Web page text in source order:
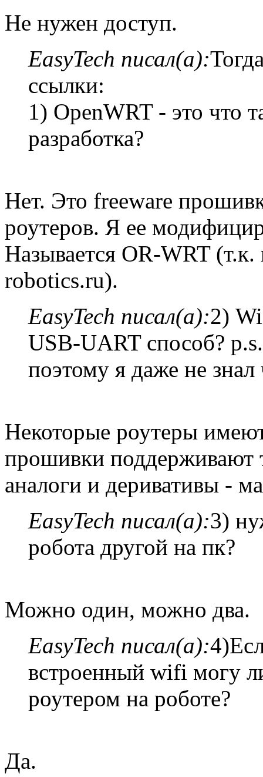
Не нужен доступ.
EasyTech писал(а):
ссылки:
1) OpenWRT - это что
разработка?
Нет. Это freeware
роутеров. Я ее
Называется OR-WRT
robotics.ru).
EasyTech писал(а):2)
USB-UART способ?
поэтому я даже не знал
Некоторые роутеры
прошивки поддерживают
аналоги и деривативы -
EasyTech писал(а):3)
робота другой на пк?
Можно один, можно два.
EasyTech писал(а):
встроенный wifi могу
роутером на роботе?
Да.